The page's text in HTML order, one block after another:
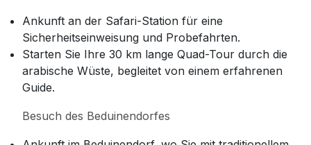
Ankunft an der Safari-Station für eine
Sicherheitseinweisung und Probefahrten.
Starten Sie Ihre 30 km lange Quad-Tour durch die
arabische Wüste, begleitet von einem erfahrenen
Guide.
Besuch des Beduinendorfes